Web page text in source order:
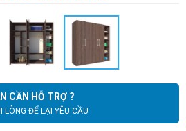
CẦN HỖ TRỢ ?
LÒNG ĐỂ LẠI YÊU CẦU